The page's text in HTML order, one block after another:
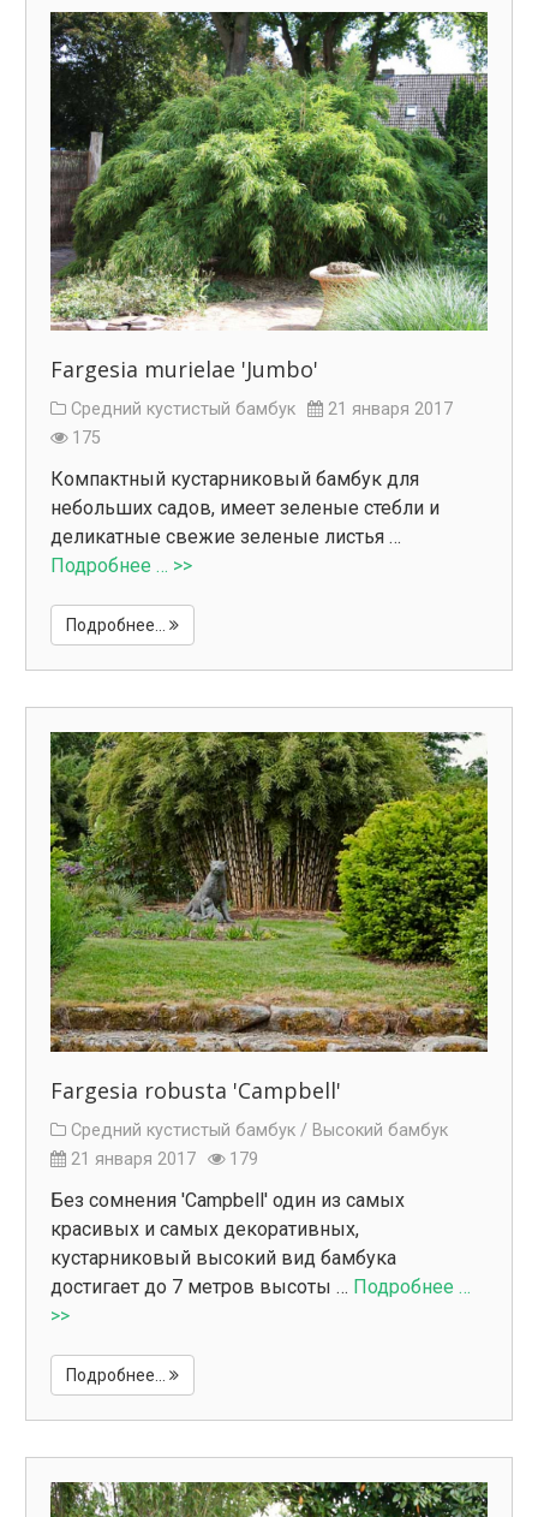
Fargesia murielae 'Jumbo'
Средний кустистый бамбук
21 января 2017
175
Компактный кустарниковый бамбук для
небольших садов, имеет зеленые стебли и
деликатные свежие зеленые листья …
Подробнее … >>
Подробнее...
Fargesia robusta 'Campbell'
Средний кустистый бамбук / Высокий бамбук
21 января 2017
179
Без сомнения 'Campbell' один из самых
красивых и самых декоративных,
кустарниковый высокий вид бамбука
достигает до 7 метров высоты … Подробнее …
>>
Подробнее...